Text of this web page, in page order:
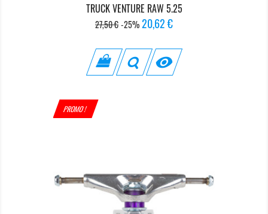
TRUCK VENTURE RAW 5.25
Prix
de
base
27,50 €-25% Prix
20,62 €

PROMO !